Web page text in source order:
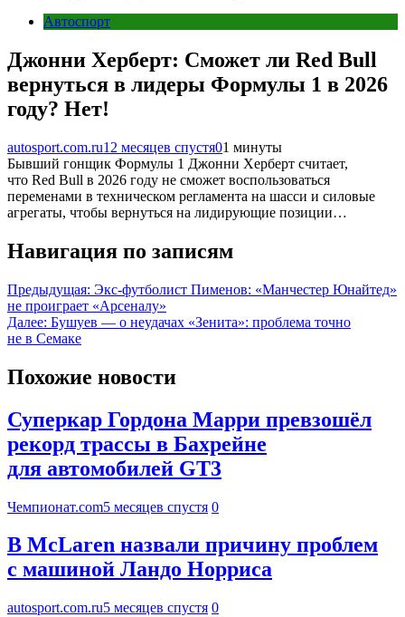
Автоспорт
Джонни Херберт: Сможет ли Red Bull
вернуться в лидеры Формулы 1 в 2026
году? Нет!
autosport.com.ru12 месяцев спустя01 минуты
Бывший гонщик Формулы 1 Джонни Херберт считает,
что Red Bull в 2026 году не сможет воспользоваться
переменами в техническом регламента на шасси и силовые
агрегаты, чтобы вернуться на лидирующие позиции…
Навигация по записям
Предыдущая: Экс-футболист Пименов: «Манчестер Юнайтед»
не проиграет «Арсеналу»
Далее: Бушуев — о неудачах «Зенита»: проблема точно
не в Семаке
Похожие новости
Суперкар Гордона Марри превзошёл
рекорд трассы в Бахрейне
для автомобилей GT3
Чемпионат.com5 месяцев спустя 0
В McLaren назвали причину проблем
с машиной Ландо Норриса
autosport.com.ru5 месяцев спустя 0